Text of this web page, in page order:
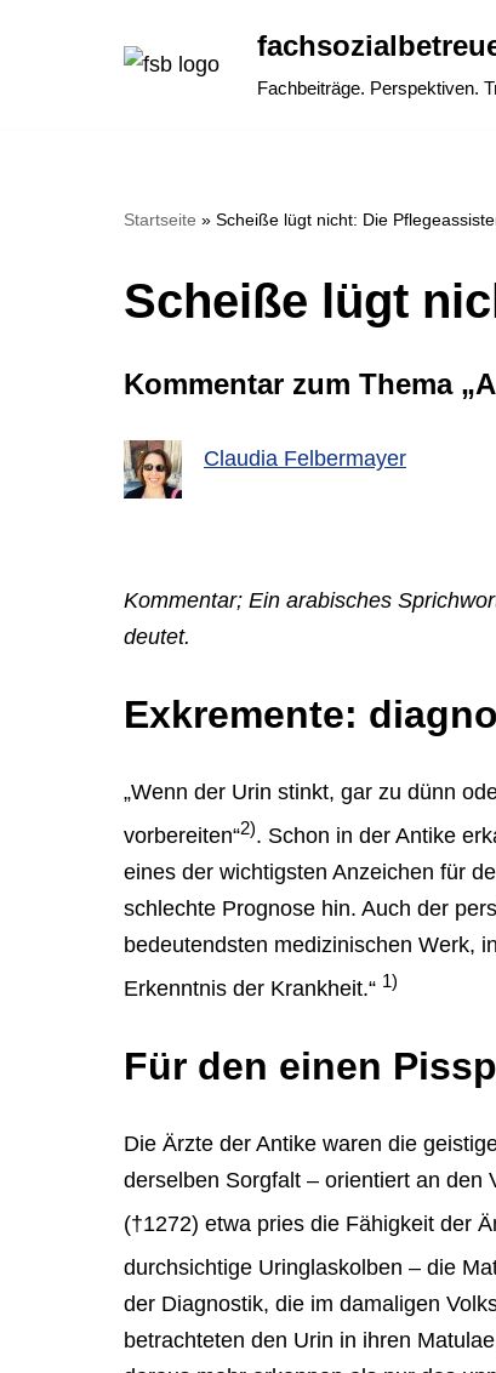
Fachbeiträge. Perspektiven.
Startseite » Scheiße lügt nicht: Die
Scheiße lügt
Kommentar zum Thema
Claudia Felbermayer
Kommentar; Ein arabisches
deutet.
Exkremente:
„Wenn der Urin stinkt, gar zu dünn
vorbereiten“2). Schon in der Antike
eines der wichtigsten Anzeichen für
schlechte Prognose hin. Auch der
bedeutendsten medizinischen Werk,
Erkenntnis der Krankheit.“ 1)
Für den einen
Die Ärzte der Antike waren die
derselben Sorgfalt – orientiert an den
(†1272) etwa pries die Fähigkeit der
durchsichtige Uringlaskolben – die
der Diagnostik, die im damaligen
betrachteten den Urin in ihren